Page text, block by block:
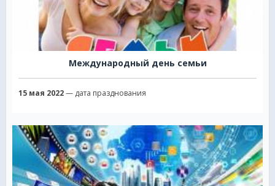
Международный день семьи
15 мая 2022— дата празднования